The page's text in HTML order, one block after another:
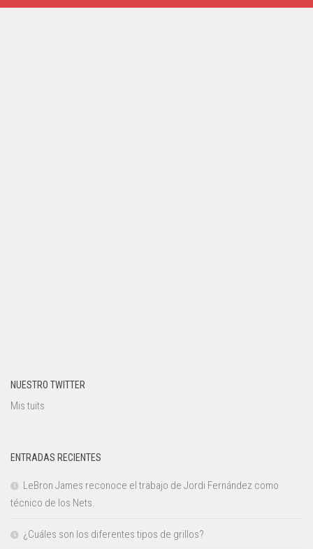
NUESTRO TWITTER
Mis tuits
ENTRADAS RECIENTES
LeBron James reconoce el trabajo de Jordi Fernández como
técnico de los Nets.
¿Cuáles son los diferentes tipos de grillos?